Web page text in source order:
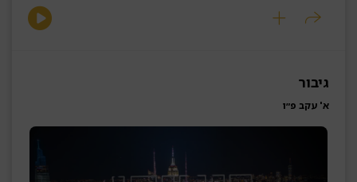
גיבור
א' עקב פ״ו